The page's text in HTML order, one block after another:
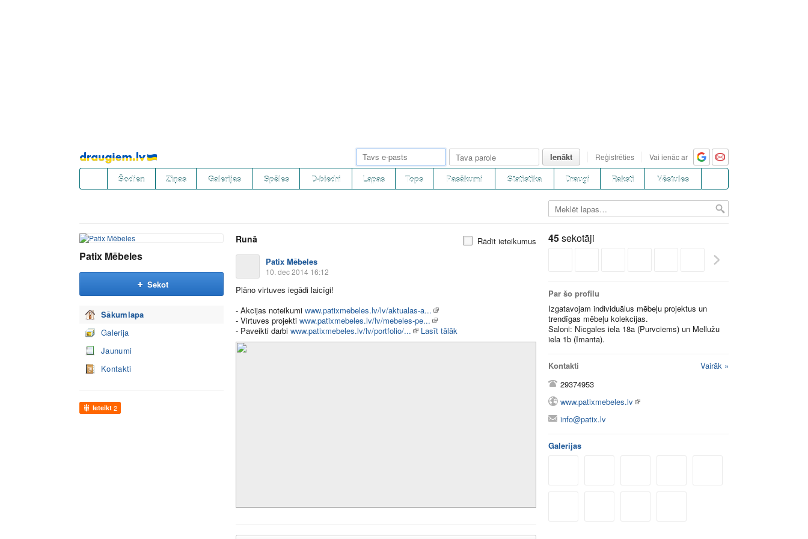
Pāriet
uz
saturu
Ienākt Reģistrēties Vai ienāc ar
Šodien Ziņas Galerijas Spēles D-biedri Lapas Tops Pasākumi Statistika Draugi Raksti Vēstules
Patix Mēbeles
Sekot
Sākumlapa
Galerija
Jaunumi
Kontakti
Ieteikt 2
Runā
Rādīt ieteikumus
Patix Mēbeles
10. dec 2014 16:12
Plāno virtuves iegādi laicīgi!
- Akcijas noteikumi www.patixmebeles.lv/lv/aktualas-a...
- Virtuves projekti www.patixmebeles.lv/lv/mebeles-pe...
- Paveikti darbi www.patixmebeles.lv/lv/portfolio/... Lasīt tālāk
45sekotāji
Par šo profilu
Izgatavojam individuālus mēbeļu projektus un
trendīgas mēbeļu kolekcijas.
Saloni: Nīcgales iela 18a (Purvciems) un Mellužu
iela 1b (Imanta).
Kontakti
Vairāk »
29374953
www.patixmebeles.lv
info@patix.lv
Galerijas